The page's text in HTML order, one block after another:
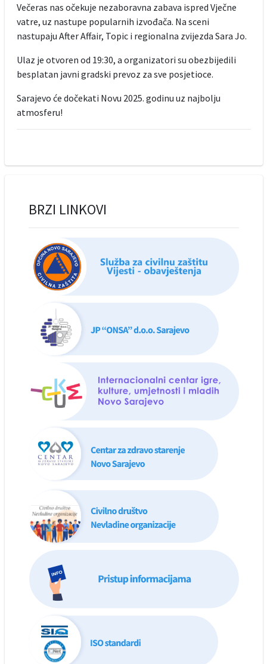
Večeras nas očekuje nezaboravna zabava ispred Vječne
vatre, uz nastupe popularnih izvođača. Na sceni
nastupaju After Affair, Topic i regionalna zvijezda Sara Jo.
Ulaz je otvoren od 19:30, a organizatori su obezbijedili
besplatan javni gradski prevoz za sve posjetioce.
Sarajevo će dočekati Novu 2025. godinu uz najbolju
atmosferu!
BRZI LINKOVI